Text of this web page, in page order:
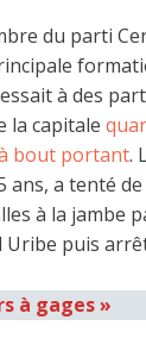
du parti
à des
la capitale
bout portant.
ans, a tenté
à la jambe
Uribe puis
à gages »